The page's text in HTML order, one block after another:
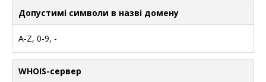
Допустимі символи в назві домену
A-Z, 0-9, -
WHOIS-сервер